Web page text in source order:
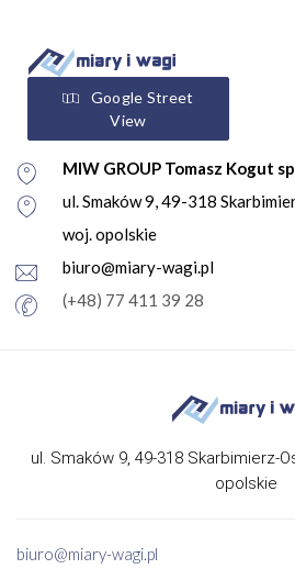
Google Street
View
MIW GROUP Tomasz Kogut
ul. Smaków 9, 49-318
woj. opolskie
biuro@miary-wagi.pl
(+48) 77 411 39 28
ul. Smaków 9, 49-318 Skarbimierz-
opolskie
biuro@miary-wagi.pl